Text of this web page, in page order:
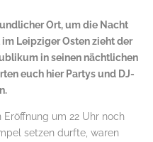
Ort, um die Nacht
Leipziger Osten zieht der
in seinen nächtlichen
euch hier Partys und DJ-
um 22 Uhr noch
setzen durfte, waren